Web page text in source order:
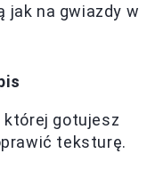
jak na gwiazdy w
której gotujesz
teksturę.